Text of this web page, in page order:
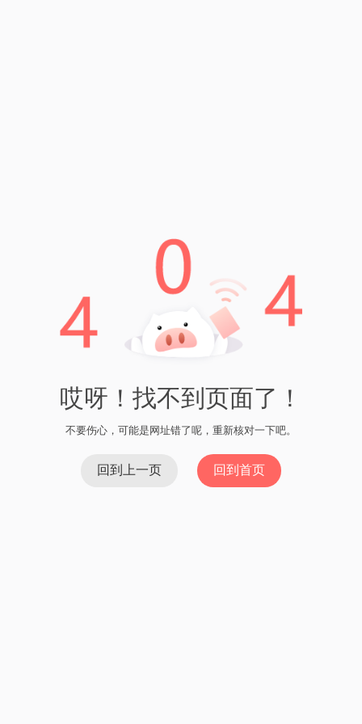
哎呀！找不到页面了！
不要伤心，可能是网址错了呢，重新核对一下吧。
回到上一页 回到首页